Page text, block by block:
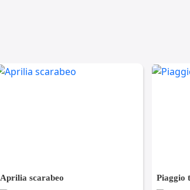
Aprilia scarabeo Piaggio